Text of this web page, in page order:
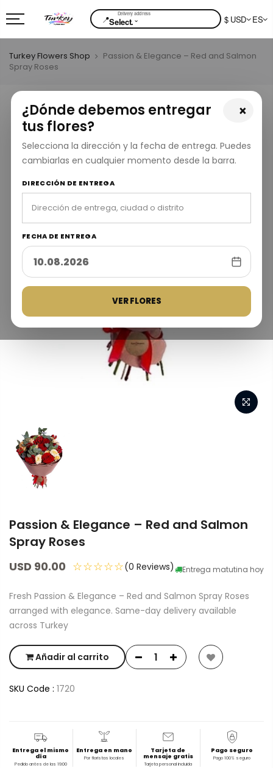
📍Select.⌄ $ USD ES
×
¿Dónde debemos entregar
tus flores?
Selecciona la dirección y la fecha de entrega. Puedes
cambiarlas en cualquier momento desde la barra.
DIRECCIÓN DE ENTREGA
FECHA DE ENTREGA
VER FLORES
Turkey Flowers Shop
Passion & Elegance – Red and Salmon
Spray Roses
Passion & Elegance – Red and Salmon
Spray Roses
USD 90.00 Entrega matutina hoy
☆☆☆☆☆(0 Reviews)
Fresh Passion & Elegance – Red and Salmon Spray Roses
arranged with elegance. Same-day delivery available
across Turkey
Añadir al carrito
SKU Code : 1720
Entrega el mismo
día
Pedido antes de las 19:00
Entrega en mano
Por floristas locales
Tarjeta de
mensaje gratis
Tarjeta personal incluida
Pago seguro
Pago 100% seguro